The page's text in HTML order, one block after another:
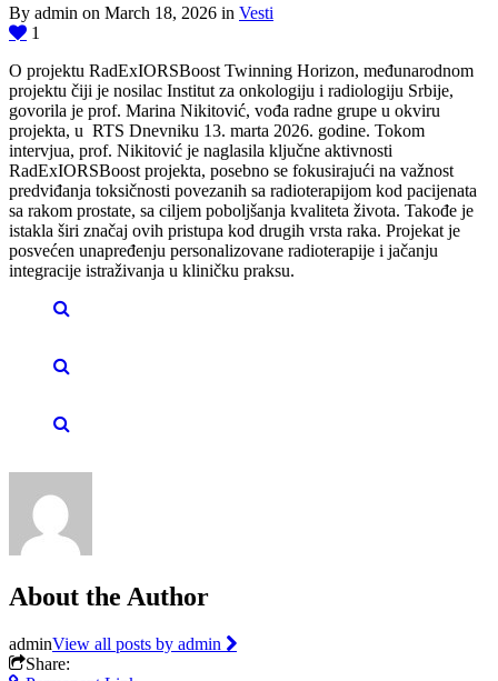
By admin on March 18, 2026 in Vesti
1
O projektu RadExIORSBoost Twinning Horizon, međunarodnom
projektu čiji je nosilac Institut za onkologiju i radiologiju Srbije,
govorila je prof. Marina Nikitović, vođa radne grupe u okviru
projekta, u RTS Dnevniku 13. marta 2026. godine. Tokom
intervjua, prof. Nikitović je naglasila ključne aktivnosti
RadExIORSBoost projekta, posebno se fokusirajući na važnost
predviđanja toksičnosti povezanih sa radioterapijom kod pacijenata
sa rakom prostate, sa ciljem poboljšanja kvaliteta života. Takođe je
istakla širi značaj ovih pristupa kod drugih vrsta raka. Projekat je
posvećen unapređenju personalizovane radioterapije i jačanju
integracije istraživanja u kliničku praksu.
About the Author
adminView all posts by admin
Share: